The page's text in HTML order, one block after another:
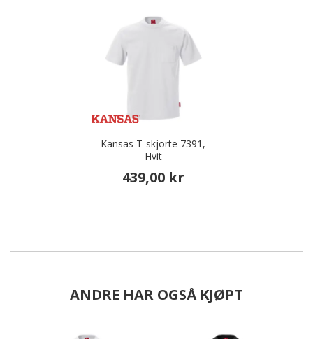
Kansas T-skjorte 7391,
Hvit
439,00 kr
ANDRE HAR OGSÅ KJØPT